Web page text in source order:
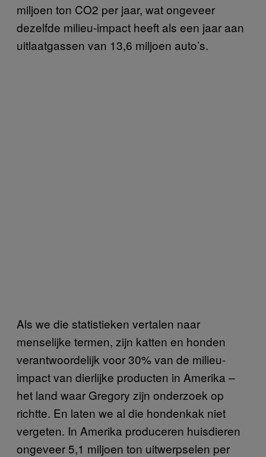
miljoen ton CO2 per jaar, wat ongeveer
dezelfde milieu-impact heeft als een jaar aan
uitlaatgassen van 13,6 miljoen auto’s.
Als we die statistieken vertalen naar
menselijke termen, zijn katten en honden
verantwoordelijk voor 30% van de milieu-
impact van dierlijke producten in Amerika –
het land waar Gregory zijn onderzoek op
richtte. En laten we al die hondenkak niet
vergeten. In Amerika produceren huisdieren
ongeveer 5,1 miljoen ton uitwerpselen per